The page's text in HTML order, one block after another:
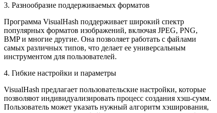
3. Разнообразие поддерживаемых форматов
Программа VisualHash поддерживает широкий спектр
популярных форматов изображений, включая JPEG, PNG,
BMP и многие другие. Она позволяет работать с файлами
самых различных типов, что делает ее универсальным
инструментом для пользователей.
4. Гибкие настройки и параметры
VisualHash предлагает пользовательские настройки, которые
позволяют индивидуализировать процесс создания хэш-сумм.
Пользователь может указать нужный алгоритм хэширования,